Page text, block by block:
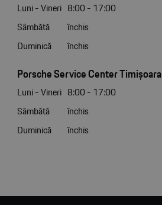
Luni - Vineri 8:00 - 17:00
Sâmbătă
închis
Duminică
închis
Porsche Service Center Timișoara
Luni - Vineri 8:00 - 17:00
Sâmbătă
închis
Duminică
închis